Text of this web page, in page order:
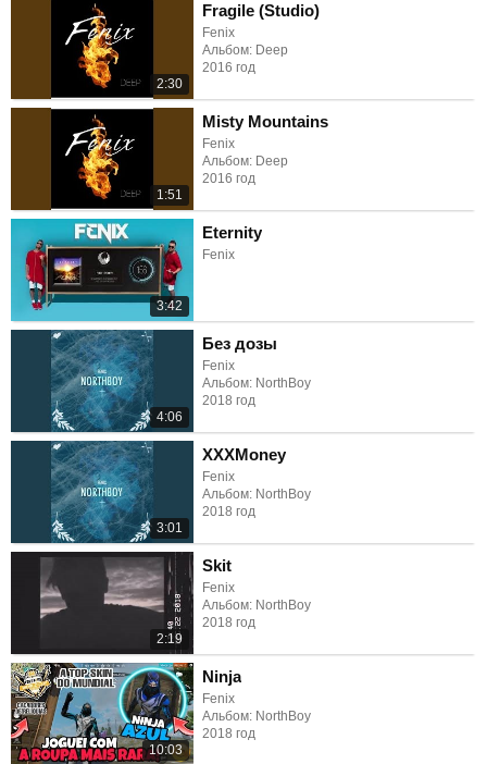
2:30
Fragile (Studio)
Fenix
Альбом: Deep
2016 год
1:51
Misty Mountains
Fenix
Альбом: Deep
2016 год
3:42
Eternity
Fenix
4:06
Без дозы
Fenix
Альбом: NorthBoy
2018 год
3:01
XXXMoney
Fenix
Альбом: NorthBoy
2018 год
2:19
Skit
Fenix
Альбом: NorthBoy
2018 год
10:03
Ninja
Fenix
Альбом: NorthBoy
2018 год